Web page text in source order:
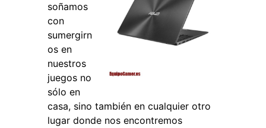
soñamos
con
sumergirn
os en
nuestros
juegos no
sólo en
casa, sino también en cualquier otro
lugar donde nos encontremos